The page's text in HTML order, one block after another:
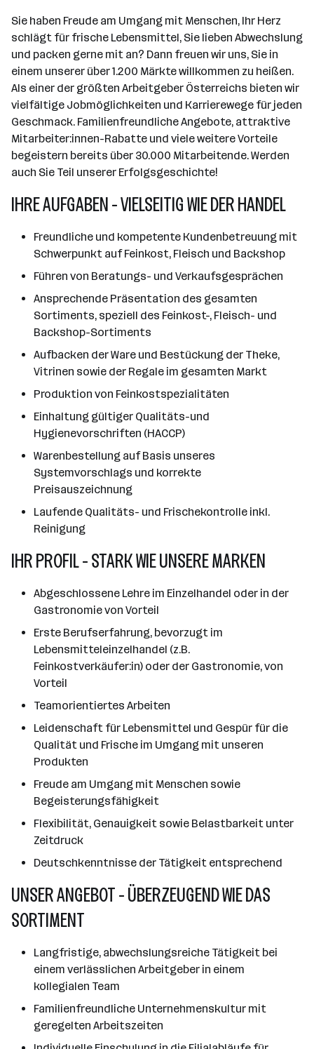
Sie haben Freude am Umgang mit Menschen, Ihr Herz
schlägt für frische Lebensmittel, Sie lieben Abwechslung
und packen gerne mit an? Dann freuen wir uns, Sie in
einem unserer über 1.200 Märkte willkommen zu heißen.
Als einer der größten Arbeitgeber Österreichs bieten wir
vielfältige Jobmöglichkeiten und Karrierewege für jeden
Geschmack. Familienfreundliche Angebote, attraktive
Mitarbeiter:innen-Rabatte und viele weitere Vorteile
begeistern bereits über 30.000 Mitarbeitende. Werden
auch Sie Teil unserer Erfolgsgeschichte!
IHRE AUFGABEN - VIELSEITIG WIE DER HANDEL
Freundliche und kompetente Kundenbetreuung mit
Schwerpunkt auf Feinkost, Fleisch und Backshop
Führen von Beratungs- und Verkaufsgesprächen
Ansprechende Präsentation des gesamten
Sortiments, speziell des Feinkost-, Fleisch- und
Backshop-Sortiments
Aufbacken der Ware und Bestückung der Theke,
Vitrinen sowie der Regale im gesamten Markt
Produktion von Feinkostspezialitäten
Einhaltung gültiger Qualitäts-und
Hygienevorschriften (HACCP)
Warenbestellung auf Basis unseres
Systemvorschlags und korrekte
Preisauszeichnung
Laufende Qualitäts- und Frischekontrolle inkl.
Reinigung
IHR PROFIL - STARK WIE UNSERE MARKEN
Abgeschlossene Lehre im Einzelhandel oder in der
Gastronomie von Vorteil
Erste Berufserfahrung, bevorzugt im
Lebensmitteleinzelhandel (z.B.
Feinkostverkäufer:in) oder der Gastronomie, von
Vorteil
Teamorientiertes Arbeiten
Leidenschaft für Lebensmittel und Gespür für die
Qualität und Frische im Umgang mit unseren
Produkten
Freude am Umgang mit Menschen sowie
Begeisterungsfähigkeit
Flexibilität, Genauigkeit sowie Belastbarkeit unter
Zeitdruck
Deutschkenntnisse der Tätigkeit entsprechend
UNSER ANGEBOT - ÜBERZEUGEND WIE DAS
SORTIMENT
Langfristige, abwechslungsreiche Tätigkeit bei
einem verlässlichen Arbeitgeber in einem
kollegialen Team
Familienfreundliche Unternehmenskultur mit
geregelten Arbeitszeiten